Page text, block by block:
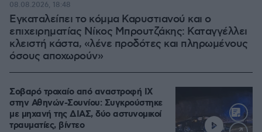
Εγκαταλείπει το κόμμα Καρυστιανού και ο
επιχειρηματίας Νίκος Μπρουτζάκης: Καταγγέλλει
κλειστή κάστα, «λένε προδότες και πληρωμένους
όσους αποχωρούν»
08.08.2026, 18:48
Σοβαρό τροχαίο από αναστροφή ΙΧ
στην Αθηνών-Σουνίου: Συγκρούστηκε
με μηχανή της ΔΙΑΣ, δύο αστυνομικοί
τραυματίες, βίντεο